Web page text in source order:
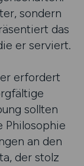
sondern
das
er serviert.
erfordert
sollten
Philosophie
an den
der stolz